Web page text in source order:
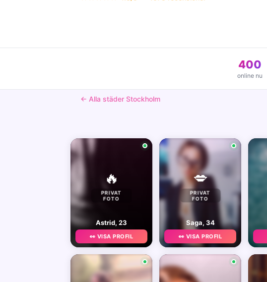
400
online nu
← Alla städer Stockholm
🔥
PRIVAT
FOTO
Astrid, 23
👀 VISA PROFIL
💋
PRIVAT
FOTO
Saga, 34
👀 VISA PROFIL